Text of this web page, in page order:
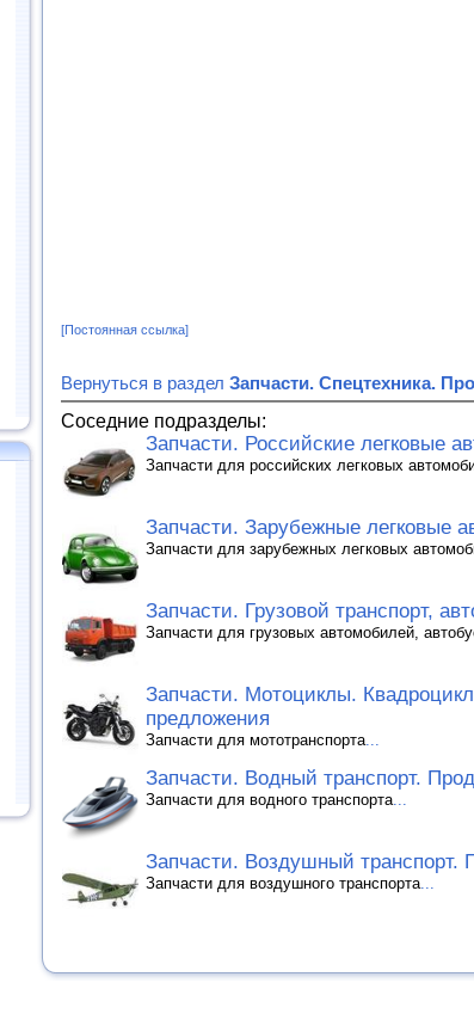
[Постоянная ссылка]
Вернуться в раздел Запчасти. Спецтехника.
Соседние подразделы:
Запчасти. Российские легковые
Запчасти для российских легковых
Запчасти. Зарубежные легковые
Запчасти для зарубежных легковых
Запчасти. Грузовой транспорт,
Запчасти для грузовых автомобилей,
Запчасти. Мотоциклы.
предложения
Запчасти для мототранспорта
Запчасти. Водный транспорт.
Запчасти для водного транспорта
Запчасти. Воздушный
Запчасти для воздушного транспорта